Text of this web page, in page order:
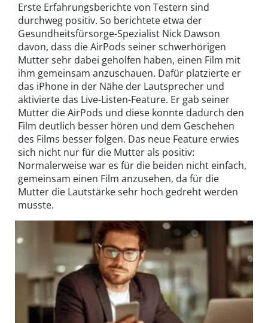
Erste Erfahrungsberichte von Testern sind
durchweg positiv. So berichtete etwa der
Gesundheitsfürsorge-Spezialist Nick Dawson
davon, dass die AirPods seiner schwerhörigen
Mutter sehr dabei geholfen haben, einen Film mit
ihm gemeinsam anzuschauen. Dafür platzierte er
das iPhone in der Nähe der Lautsprecher und
aktivierte das Live-Listen-Feature. Er gab seiner
Mutter die AirPods und diese konnte dadurch den
Film deutlich besser hören und dem Geschehen
des Films besser folgen. Das neue Feature erwies
sich nicht nur für die Mutter als positiv:
Normalerweise war es für die beiden nicht einfach,
gemeinsam einen Film anzusehen, da für die
Mutter die Lautstärke sehr hoch gedreht werden
musste.